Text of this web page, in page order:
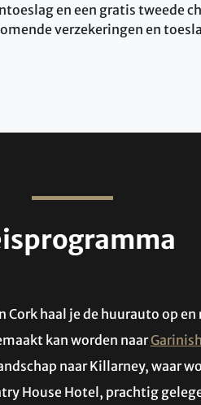
en een gratis tweede
verzekeringen en
Cork haal je de huurauto op
kan worden naar
naar Killarney, waar
House Hotel, prachtig